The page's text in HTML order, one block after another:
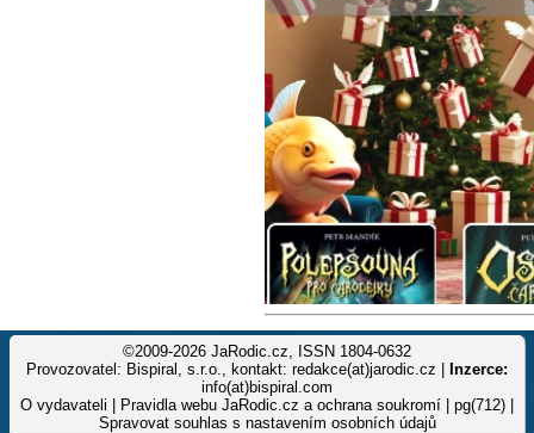
©2009-2026 JaRodic.cz, ISSN 1804-0632
Provozovatel: Bispiral, s.r.o., kontakt: redakce(at)jarodic.cz |
Inzerce:
info(at)bispiral.com
O vydavateli
Pravidla webu JaRodic.cz a ochrana soukromí | pg(712) |
Spravovat souhlas s nastavením osobních údajů